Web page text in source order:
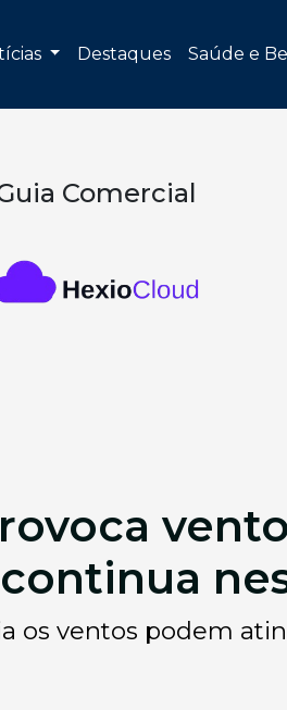
Destaques Saúde e
Comercial
os ventos podem